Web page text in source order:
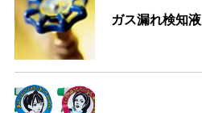
ガス漏れ検知液